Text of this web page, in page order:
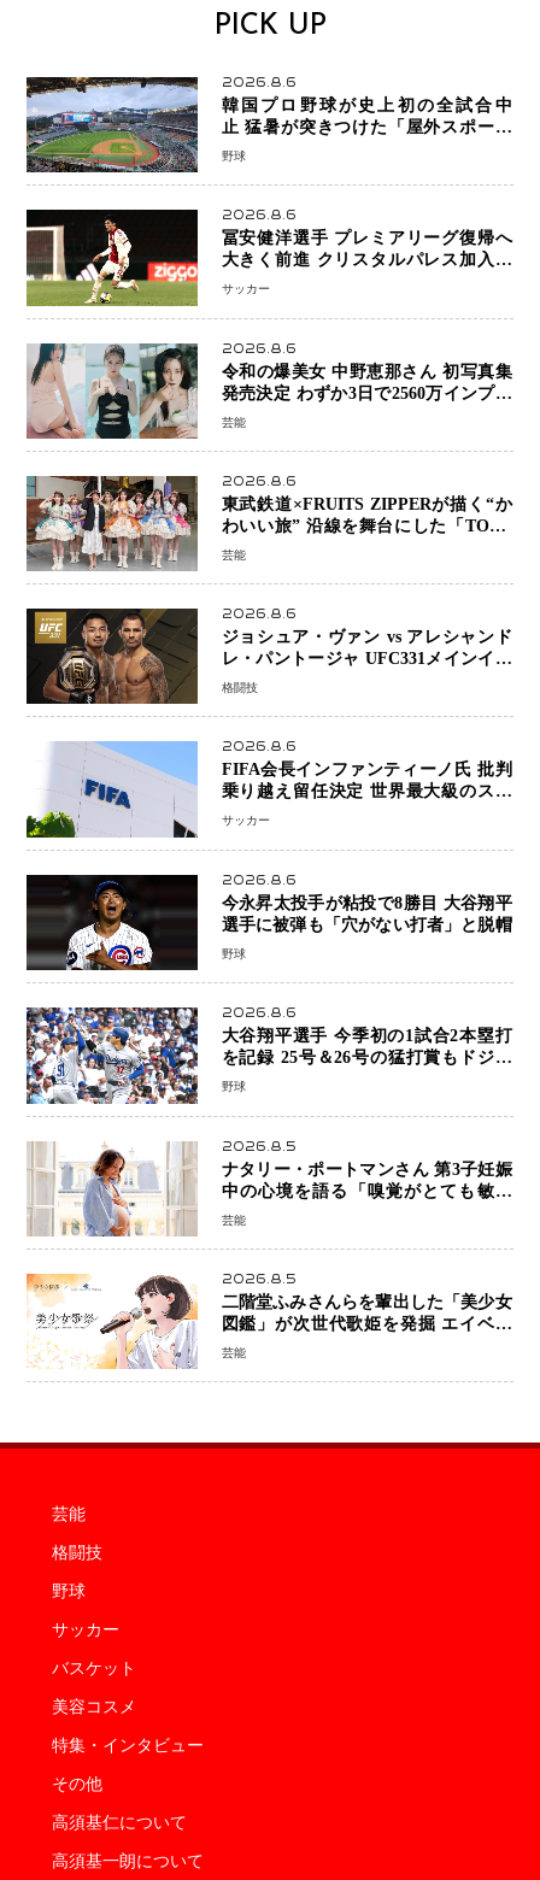
PICK UP
2026.8.6
韓国プロ野球が史上初の全試合中
止 猛暑が突きつけた「屋外スポーツ
の限界」 日本発のドーム型施設時代
野球
2026.8.6
冨安健洋選手 プレミアリーグ復帰へ
大きく前進 クリスタルパレス加入目
前 メディカルチェックも通過
サッカー
2026.8.6
令和の爆美女 中野恵那さん 初写真集
発売決定 わずか3日で2560万インプレ
ッションを記録した話題の美貌を凝縮
芸能
2026.8.6
東武鉄道×FRUITS ZIPPERが描く“か
わいい旅” 沿線を舞台にした「TOBU
KAWAII PROJECT」が開幕
芸能
2026.8.6
ジョシュア・ヴァン vs アレシャンド
レ・パントージャ UFC331メインイベ
ントで再戦決定 「完全決着」に世界
格闘技
2026.8.6
FIFA会長インファンティーノ氏 批判
乗り越え留任決定 世界最大級のスポ
ーツ組織を支える「権威」は揺るがず
サッカー
2026.8.6
今永昇太投手が粘投で8勝目 大谷翔平
選手に被弾も「穴がない打者」と脱帽
野球
2026.8.6
大谷翔平選手 今季初の1試合2本塁打
を記録 25号＆26号の猛打賞もドジャ
ースは今季ワーストの6連敗
野球
2026.8.5
ナタリー・ポートマンさん 第3子妊娠
中の心境を語る「嗅覚がとても敏感
に」マタニティフォトも公開
芸能
2026.8.5
二階堂ふみさんらを輩出した「美少女
図鑑」が次世代歌姫を発掘 エイベッ
クスと「美少女歌祭2026」開催決定
芸能
芸能
格闘技
野球
サッカー
バスケット
美容コスメ
特集・インタビュー
その他
高須基仁について
高須基一朗について